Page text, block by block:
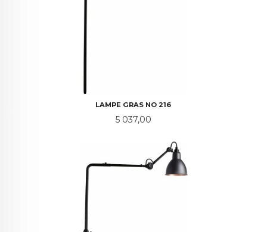
LAMPE GRAS NO 216
Pris
5 037,00